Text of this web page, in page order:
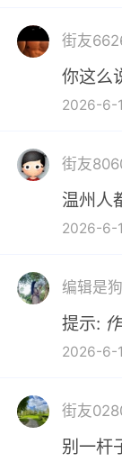
街友
你这么
2026-6-
街友
温州人
2026-6-
编辑是狗
提示:
2026-6-
街友
别一杆